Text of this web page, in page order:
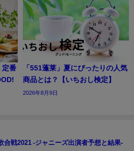
定番
「551蓬莱」夏にぴったりの人気
商品とは？【いちおし検定】
2026年8月9日
合戦2021 -ジャニーズ出演者予想と結果-